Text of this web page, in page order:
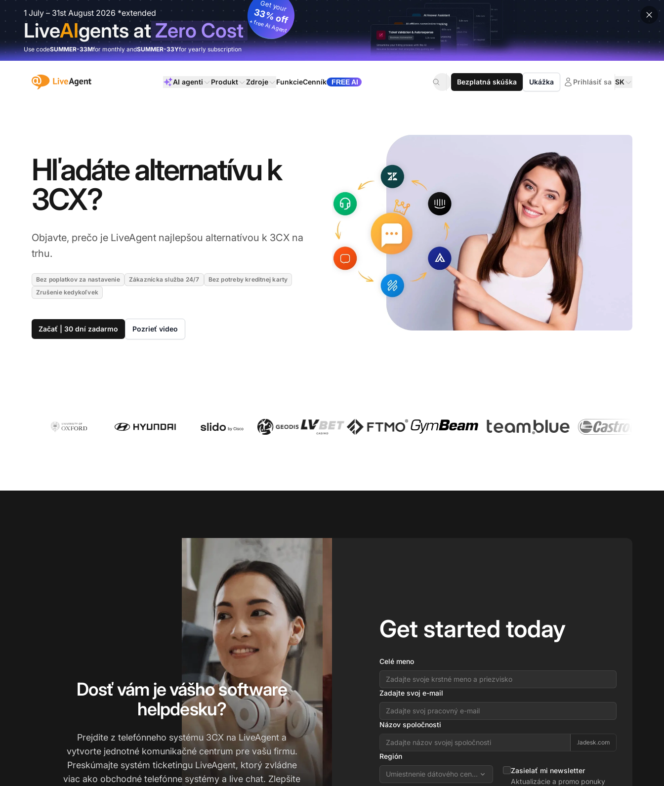
1 July – 31st August 2026 *extended
LiveAIgents atZero Cost
Get your
33% off
+ free AI Agent
Use codeSUMMER-33Mfor monthly andSUMMER-33Yfor yearly subscription
:site.title AI agenti Produkt Zdroje FunkcieCenník FREE AI Bezplatná skúška Ukážka Prihlásiť sa SK
Hľadáte alternatívu k
3CX?
Objavte, prečo je LiveAgent najlepšou alternatívou k 3CX na
trhu.
Bez poplatkov za nastavenie Zákaznícka služba 24/7
Bez potreby kreditnej karty
Zrušenie kedykoľvek
Začať | 30 dní zadarmo Pozrieť video
Dosť vám je vášho software
helpdesku?
Prejdite z telefónneho systému 3CX na LiveAgent a
vytvorte jednotné komunikačné centrum pre vašu firmu.
Preskúmajte systém ticketingu LiveAgent, ktorý zvládne
viac ako obchodné telefónne systémy a live chat. Zlepšite
Get started today
Celé meno
Zadajte svoj e-mail
Názov spoločnosti
.ladesk.com
Región
Umiestnenie dátového centra
Zasielať mi newsletter
Aktualizácie a promo ponuky